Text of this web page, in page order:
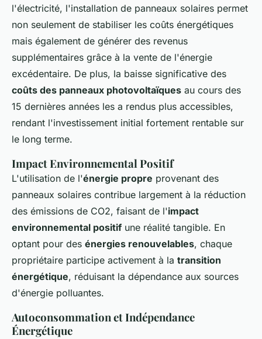
l'électricité, l'installation de panneaux solaires permet
non seulement de stabiliser les coûts énergétiques
mais également de générer des revenus
supplémentaires grâce à la vente de l'énergie
excédentaire. De plus, la baisse significative des
coûts des panneaux photovoltaïques au cours des
15 dernières années les a rendus plus accessibles,
rendant l'investissement initial fortement rentable sur
le long terme.
Impact Environnemental Positif
L'utilisation de l'énergie propre provenant des
panneaux solaires contribue largement à la réduction
des émissions de CO2, faisant de l'impact
environnemental positif une réalité tangible. En
optant pour des énergies renouvelables, chaque
propriétaire participe activement à la transition
énergétique, réduisant la dépendance aux sources
d'énergie polluantes.
Autoconsommation et Indépendance
Énergétique